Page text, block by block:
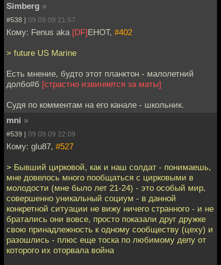
Simberg »
#538 | 09.09.09 21:57
Кому: Fenus aka [DF]EHOT, #402
> future US Marine
Есть мнение, будто этот планктон - малолетний
долбо#б [страстно извиняется за маты]
Судя по комментам на его канале - школьник.
mni »
#539 | 09.09.09 22:09
Кому: glu87, #527
> Бывший цирковой, как и наш солдат - понимаешь,
мне довелось много пообщаться с цирковыми в
молодости (мне было лет 21-24) - это особый мир,
совершенно уникальный социум - в данной
конкретной ситуации не вижу ничего странного - и не
братались они вовсе, просто показали друг дружке
свою принадлежность к одному сообществу (цеху) и
разошлись - плюс еще тоска по любимому делу от
которого их оторвала война